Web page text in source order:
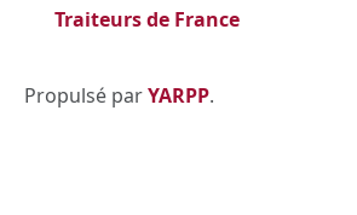
Traiteurs de France
Propulsé parYARPP.